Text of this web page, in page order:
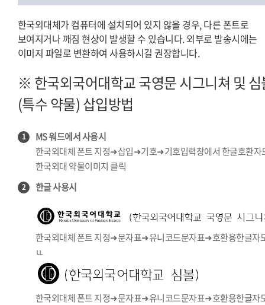
한국외대체가 컴퓨터에 설치되어 있지 않을 경우, 다른 폰트로
보여지거나 깨짐 현상이 발생할 수 있습니다. 외부로 발송시에는
이미지 파일로 변환하여 사용하시길 권장합니다.
※ 한국외국어대학교 국영문 시그니쳐 및
(특수 약물) 삽입방법
1
MS 워드에서 사용시
한국외대체 폰트 지정➜삽입➜기호➜기호입력창에서 한글호환
한국외대 약물이미지 클릭
2 한글 사용시
한국외대체 폰트 지정➜문자표➜유니코드문자표➜호환용한글
ㅥ
한국외대체 폰트 지정➜문자표➜유니코드문자표➜호환용한글